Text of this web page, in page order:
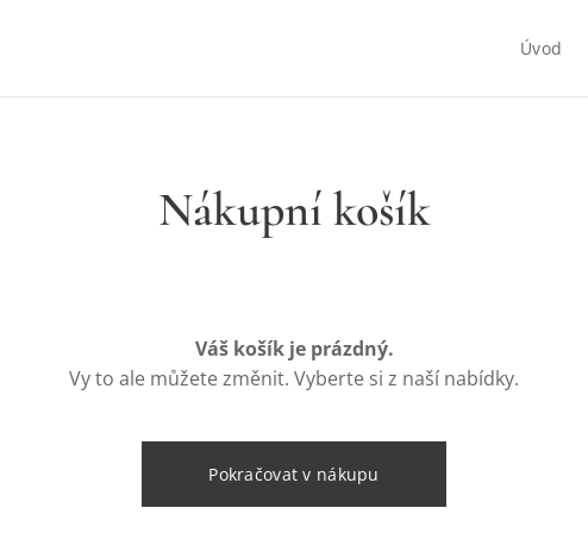
Úvod
Nákupní košík
Váš košík je prázdný.
Vy to ale můžete změnit. Vyberte si z naší nabídky.
Pokračovat v nákupu